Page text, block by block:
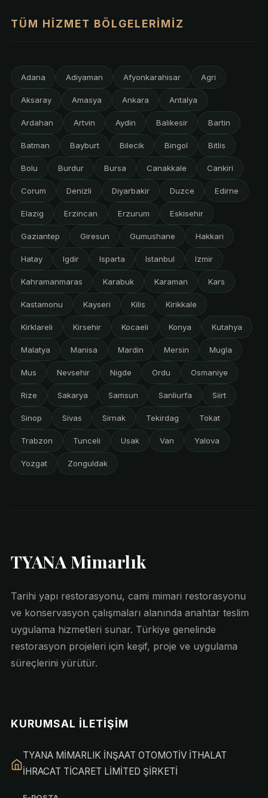
TÜM HIZMET BÖLGELERIMIZ
Adana Adiyaman Afyonkarahisar Agri
Aksaray Amasya Ankara Antalya
Ardahan Artvin Aydin Balikesir Bartin
Batman Bayburt Bilecik Bingol Bitlis
Bolu Burdur Bursa Canakkale Cankiri
Corum Denizli Diyarbakir Duzce Edirne
Elazig Erzincan Erzurum Eskisehir
Gaziantep Giresun Gumushane Hakkari
Hatay Igdir Isparta Istanbul Izmir
Kahramanmaras Karabuk Karaman Kars
Kastamonu Kayseri Kilis Kirikkale
Kirklareli Kirsehir Kocaeli Konya Kutahya
Malatya Manisa Mardin Mersin Mugla
Mus Nevsehir Nigde Ordu Osmaniye
Rize Sakarya Samsun Sanliurfa Siirt
Sinop Sivas Sirnak Tekirdag Tokat
Trabzon Tunceli Usak Van Yalova
Yozgat Zonguldak
TYANA Mimarlık
Tarihi yapı restorasyonu, cami mimari restorasyonu
ve konservasyon çalışmaları alanında anahtar teslim
uygulama hizmetleri sunar. Türkiye genelinde
restorasyon projeleri için keşif, proje ve uygulama
süreçlerini yürütür.
KURUMSAL İLETIŞIM
TYANA MİMARLIK İNŞAAT OTOMOTİV İTHALAT
İHRACAT TİCARET LİMİTED ŞİRKETİ